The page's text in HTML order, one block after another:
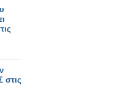
στις